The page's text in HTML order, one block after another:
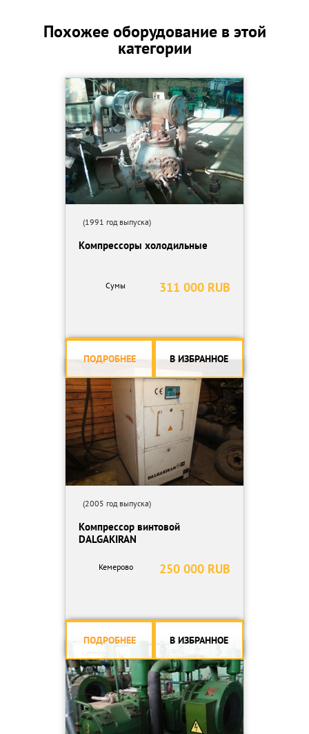
на подшипники качения и шестеренчатая - дополнительный
редуктор и увеличение инерционных нагрузок и ударов).
Opus вырабатывают больше сжатого воздуха, потребляя при
этом меньше энергии не требуя дополнительного
обслуживания.
Преимущества
- регламент замены элемента муфты 3 года (30000) часов
- установка изготовлена в соответствии со стандартами СЕ;
- компактная конструкция для установки возле стены,
эксплуатация и обслуживание производятся с одной стороны;
всем необходимым охлаждающим, управляющим и
специальной подготовки фундамента;
- шумопоглощающий кожух с грязеотталкивающей обшивкой и
низкий уровень шума;
- встроенный в корпус электрощит управления (степень защиты
Любые удобные способы взаиморасчетов.
Звонить/писать с 10 до 18 часов.
Похожее оборудование в этой
категории
(1991 год выпуска)
Компрессоры холодильные
311 000 RUB
Сумы
ПОДРОБНЕЕ В ИЗБРАННОЕ
(2005 год выпуска)
Компрессор винтовой
DALGAKIRAN
250 000 RUB
Кемерово
ПОДРОБНЕЕ В ИЗБРАННОЕ